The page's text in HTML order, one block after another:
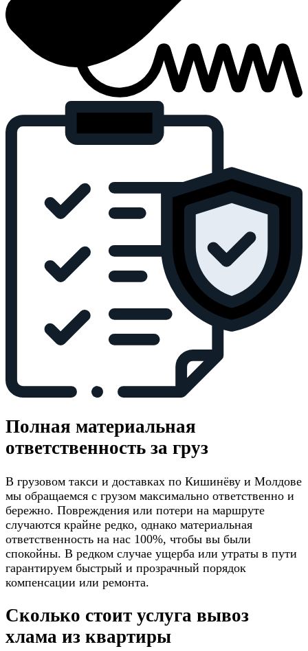
Полная материальная
ответственность за груз
В грузовом такси и доставках по Кишинёву и Молдове
мы обращаемся с грузом максимально ответственно и
бережно. Повреждения или потери на маршруте
случаются крайне редко, однако материальная
ответственность на нас 100%, чтобы вы были
спокойны. В редком случае ущерба или утраты в пути
гарантируем быстрый и прозрачный порядок
компенсации или ремонта.
Сколько стоит услуга вывоз
хлама из квартиры